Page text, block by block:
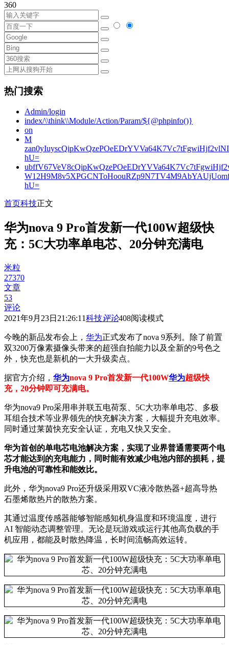
360
热门搜索
Admin/login
index/\\think\\Module/Action/Param/${@phpinfo()}
on
M
hU=
hU=
首页科技正文
华为nova 9 Pro首发新一代100W超级快
充：5C大功率单电芯、20分钟充满电
米粒
27370
文章
53
评论
2021年9月23日21:26:11科技评论408阅读模式
今晚的新品发布会上， 华为正式发布了nova 9系列。除了前置
双3200万像素摄像头带来的超强自拍能力以及全新的9号色之
外，快充也是新机的一大升级卖点。
据官方介绍， 华为nova 9 Pro首发新一代100W华为超级快
充，20分钟即可充满电。
华为nova9 Pro采用串并联五电荷泵、5C大功率单电芯、多极
耳组合技术等业界领先的快充解决方案，大幅提升充电效率。
同时通过莱茵快充安全认证，充电又快又安全。
华为首创的单电芯电池解决方案，实现了业界普通需要两个电
芯才能达到的充电能力，同时能有效减少电池内部的损耗，提
升电池的可靠性和能效比。
此外，华为nova9 Pro还升级采用双VC液冷散热器+超高导热
石墨烯散热片的散热方案。
其通过温度传感器能够智能感知机身温度和环境温度，进行
AI 智能动态调整管理。无论是玩游戏或运行其他高负载的手
机应用，都能及时散热降温，长时间流畅高效运转。